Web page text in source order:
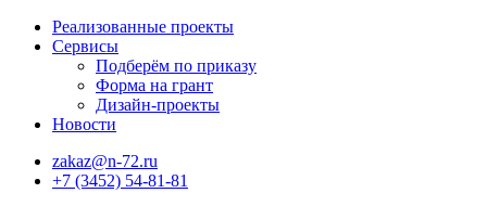
Реализованные проекты
Сервисы
Подберём по приказу
Форма на грант
Дизайн-проекты
Новости
zakaz@n-72.ru
+7 (3452) 54-81-81